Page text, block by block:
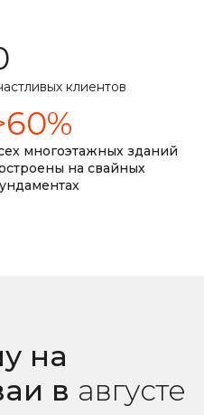
в договоре
клиентов
многоэтажных зданий
на свайных
на
в августе